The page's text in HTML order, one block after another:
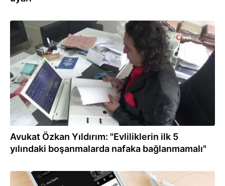
08.04.2021
Avukat Özkan Yıldırım: "Evliliklerin ilk 5
yılındaki boşanmalarda nafaka bağlanmamalı"
25.02.2021